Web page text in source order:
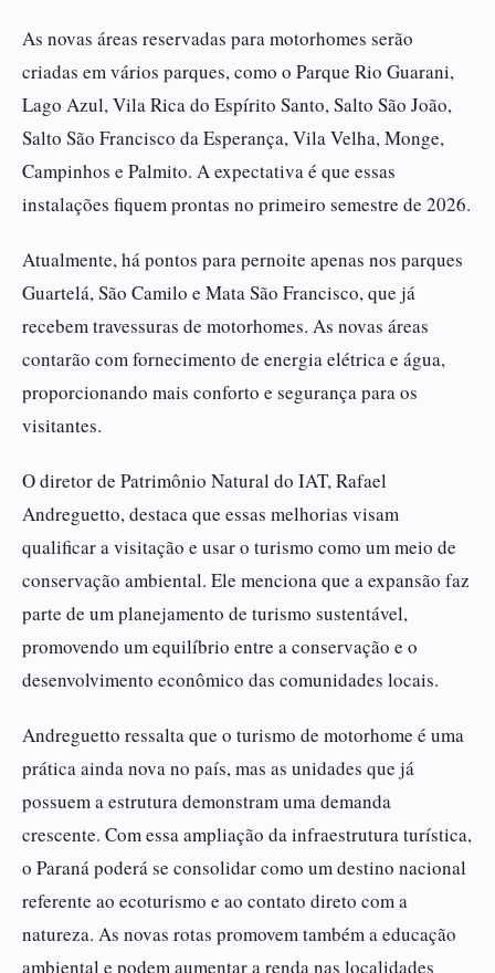
As novas áreas reservadas para motorhomes serão
criadas em vários parques, como o Parque Rio Guarani,
Lago Azul, Vila Rica do Espírito Santo, Salto São João,
Salto São Francisco da Esperança, Vila Velha, Monge,
Campinhos e Palmito. A expectativa é que essas
instalações fiquem prontas no primeiro semestre de 2026.
Atualmente, há pontos para pernoite apenas nos parques
Guartelá, São Camilo e Mata São Francisco, que já
recebem travessuras de motorhomes. As novas áreas
contarão com fornecimento de energia elétrica e água,
proporcionando mais conforto e segurança para os
visitantes.
O diretor de Patrimônio Natural do IAT, Rafael
Andreguetto, destaca que essas melhorias visam
qualificar a visitação e usar o turismo como um meio de
conservação ambiental. Ele menciona que a expansão faz
parte de um planejamento de turismo sustentável,
promovendo um equilíbrio entre a conservação e o
desenvolvimento econômico das comunidades locais.
Andreguetto ressalta que o turismo de motorhome é uma
prática ainda nova no país, mas as unidades que já
possuem a estrutura demonstram uma demanda
crescente. Com essa ampliação da infraestrutura turística,
o Paraná poderá se consolidar como um destino nacional
referente ao ecoturismo e ao contato direto com a
natureza. As novas rotas promovem também a educação
ambiental e podem aumentar a renda nas localidades